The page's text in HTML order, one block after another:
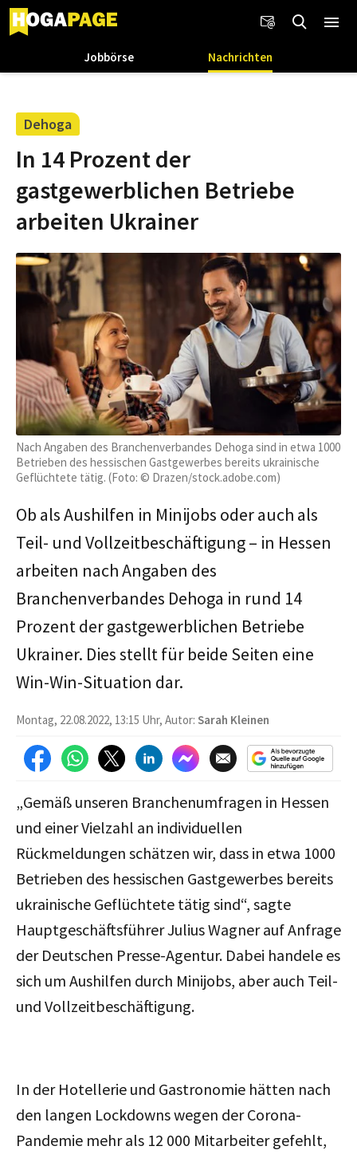
Jobbörse Nachrichten
Dehoga
In 14 Prozent der
gastgewerblichen Betriebe
arbeiten Ukrainer
Nach Angaben des Branchenverbandes Dehoga sind in etwa 1000
Betrieben des hessischen Gastgewerbes bereits ukrainische
Geflüchtete tätig. (Foto: © Drazen/stock.adobe.com)
Ob als Aushilfen in Minijobs oder auch als
Teil- und Vollzeitbeschäftigung – in Hessen
arbeiten nach Angaben des
Branchenverbandes Dehoga in rund 14
Prozent der gastgewerblichen Betriebe
Ukrainer. Dies stellt für beide Seiten eine
Win-Win-Situation dar.
Montag, 22.08.2022, 13:15 Uhr, Autor: Sarah Kleinen
„Gemäß unseren Branchenumfragen in Hessen
und einer Vielzahl an individuellen
Rückmeldungen schätzen wir, dass in etwa 1000
Betrieben des hessischen Gastgewerbes bereits
ukrainische Geflüchtete tätig sind“, sagte
Hauptgeschäftsführer Julius Wagner auf Anfrage
der Deutschen Presse-Agentur. Dabei handele es
sich um Aushilfen durch Minijobs, aber auch Teil-
und Vollzeitbeschäftigung.
In der Hotellerie und Gastronomie hätten nach
den langen Lockdowns wegen der Corona-
Pandemie mehr als 12 000 Mitarbeiter gefehlt,